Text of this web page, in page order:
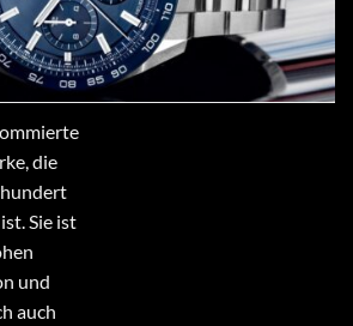
die
Sie ist
und
auch